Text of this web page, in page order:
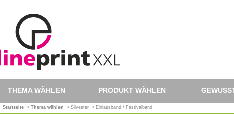
THEMA WÄHLEN PRODUKT WÄHLEN
Startseite > Thema wählen > Silvester > Einlassband / Festivalband